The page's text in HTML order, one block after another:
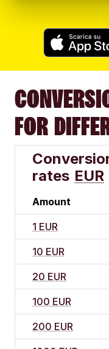
FOR
rates EUR
Amount
1 EUR
10 EUR
20 EUR
100 EUR
200 EUR